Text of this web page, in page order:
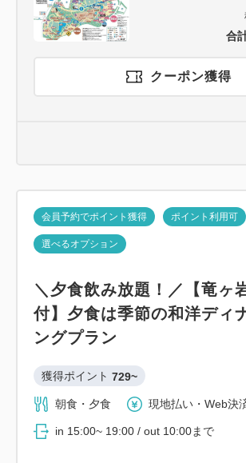
合
クーポン獲得
会員予約でポイント獲得 ポイント利用可
選べるオプション
＼夕食飲み放題！／【竜ヶ
付】夕食は季節の和洋ディ
ングプラン
獲得ポイント 729~
朝食・夕食 現地払い・Web決
in 15:00~ 19:00 / out 10:00まで